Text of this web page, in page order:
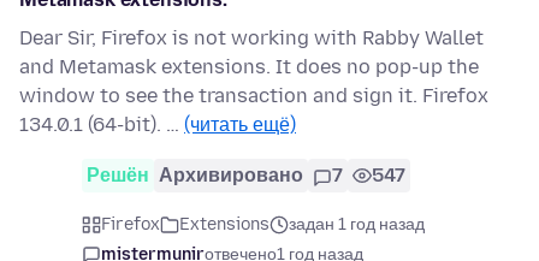
Dear Sir, Firefox is not working with Rabby Wallet
and Metamask extensions. It does no pop-up the
window to see the transaction and sign it. Firefox
134.0.1 (64-bit). … (читать ещё)
Решён Архивировано 7 547
Firefox Extensions
задан 1 год назад
mistermunirотвечено1 год назад